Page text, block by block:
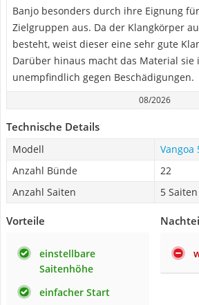
Banjo besonders durch ihre Eignung
Zielgruppen aus. Da der Klangkörper
besteht, weist dieser eine sehr gute
Darüber hinaus macht das Material sie
unempfindlich gegen Beschädigungen.
08/2026
Technische Details
Modell
Vangoa
Anzahl Bünde
22
Anzahl Saiten
5 Saiten
Vorteile
einstellbare
Saitenhöhe
einfacher Start